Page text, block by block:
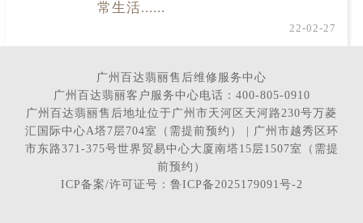
常生活......
22-02-27
广州百达翡丽售后维修服务中心
广州百达翡丽客户服务中心电话：400-805-0910
广州百达翡丽售后地址位于广州市天河区天河路230号万菱
汇国际中心A塔7层704室（需提前预约） | 广州市越秀区环
市东路371-375号世界贸易中心大厦南塔15层1507室（需提
前预约）
ICP备案/许可证号：鲁ICP备2025179091号-2